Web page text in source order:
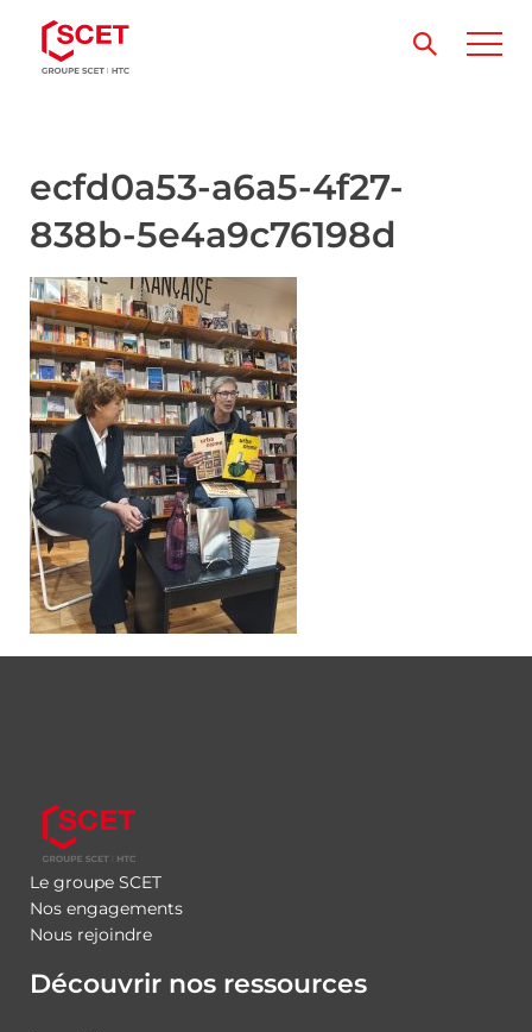
ecfd0a53-a6a5-4f27-
838b-5e4a9c76198d
Le groupe SCET
Nos engagements
Nous rejoindre
Découvrir nos ressources